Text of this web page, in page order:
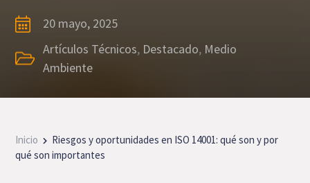
20 mayo, 2025
Artículos Técnicos, Destacado, Medio
Ambiente
Inicio
Riesgos y oportunidades en ISO 14001: qué son y por
qué son importantes